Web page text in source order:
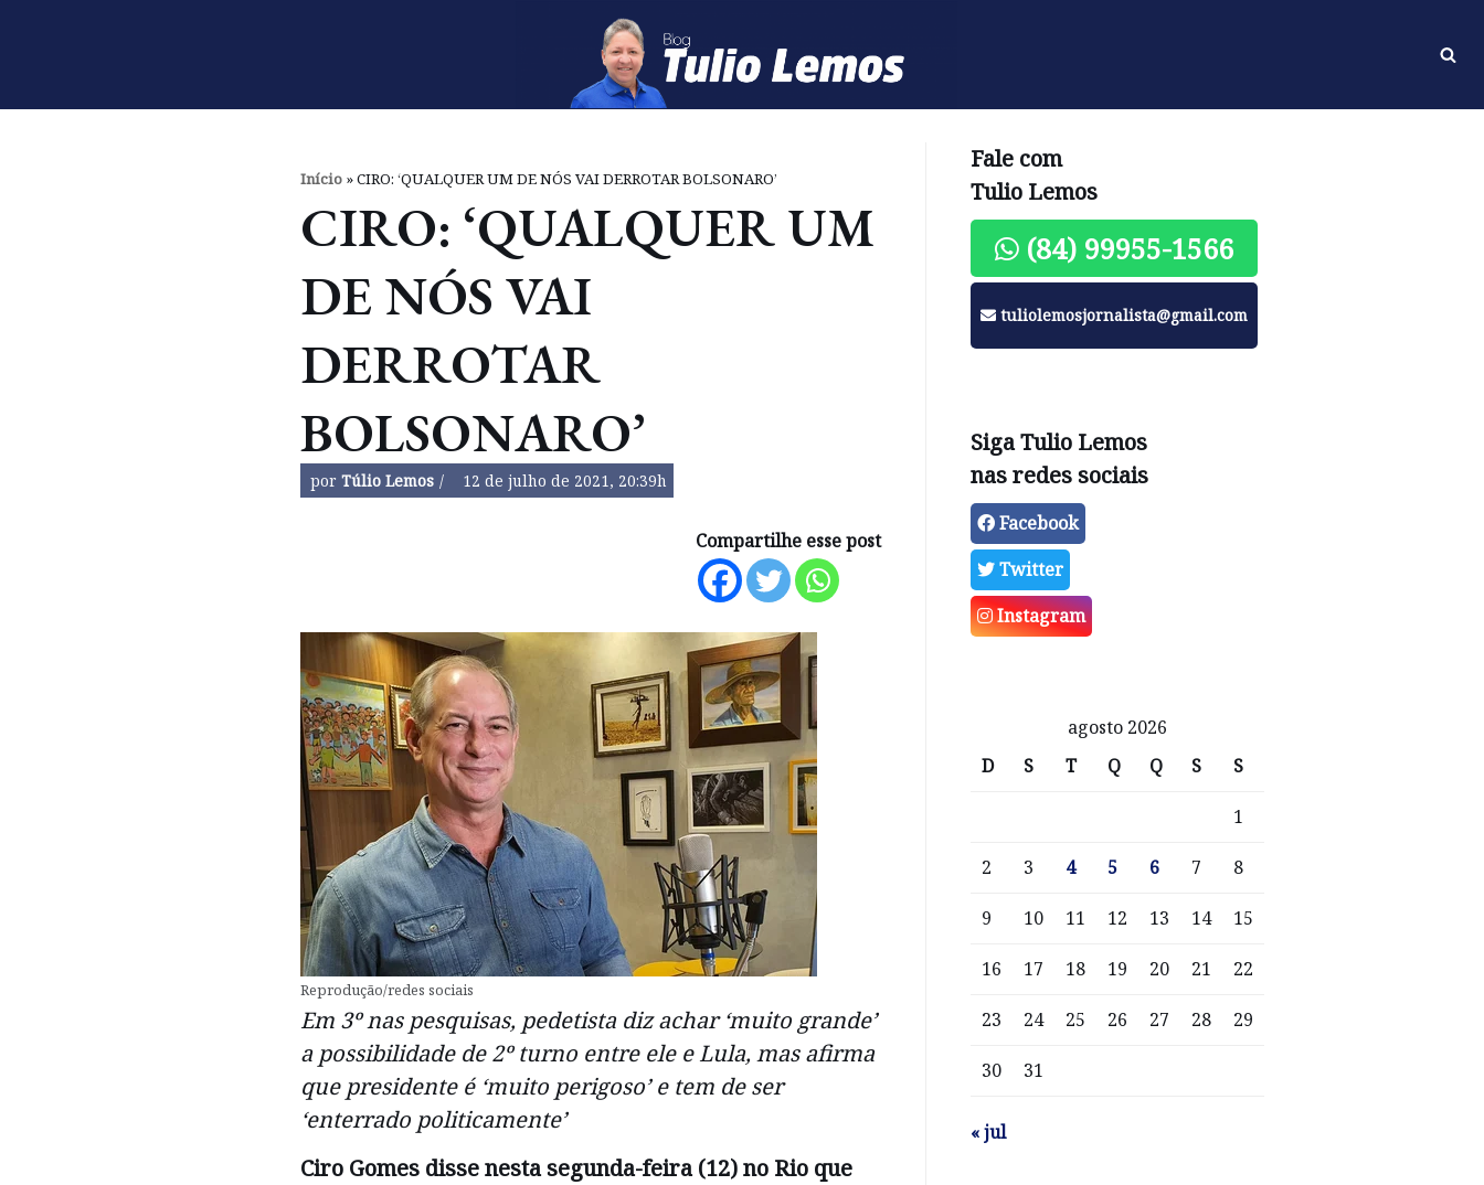
o
Início »CIRO: ‘QUALQUER UM DE NÓS VAI DERROTAR BOLSONARO’
CIRO: ‘QUALQUER UM
DE NÓS VAI
DERROTAR
BOLSONARO’
por Túlio Lemos 12 de julho de 2021, 20:39h
Compartilhe esse post
Reprodução/redes sociais
Em 3º nas pesquisas, pedetista diz achar ‘muito grande’
a possibilidade de 2º turno entre ele e Lula, mas afirma
que presidente é ‘muito perigoso’ e tem de ser
‘enterrado politicamente’
Ciro Gomes disse nesta segunda-feira (12) no Rio que
Fale com
Tulio Lemos
(84) 99955-1566
tuliolemosjornalista@gmail.com
Siga Tulio Lemos
nas redes sociais
Facebook
Twitter
Instagram
agosto 2026
D
S T Q Q S S
1
2 3 4 5 6 7 8
9 10 11 12 13 14 15
16 17 18 19 20 21 22
23 24 25 26 27 28 29
30 31
« jul